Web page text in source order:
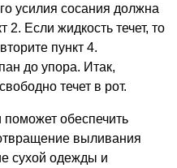
усилия сосания должна
2. Если жидкость течет, то
пункт 4.
до упора. Итак,
течет в рот.
поможет обеспечить
выливания
сухой одежды и